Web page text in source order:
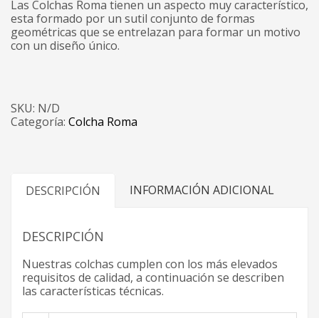
Las Colchas Roma tienen un aspecto muy característico,
esta formado por un sutil conjunto de formas
geométricas que se entrelazan para formar un motivo
con un diseño único.
SKU: N/D
Categoría: Colcha Roma
DESCRIPCIÓN INFORMACIÓN ADICIONAL
DESCRIPCIÓN
Nuestras colchas cumplen con los más elevados
requisitos de calidad, a continuación se describen
las características técnicas.